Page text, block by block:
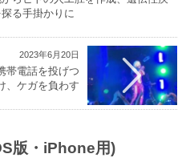
る手掛かりに
2023年6月20日
帯電話を投げつ
、ケガを負わす
版・iPhone用)